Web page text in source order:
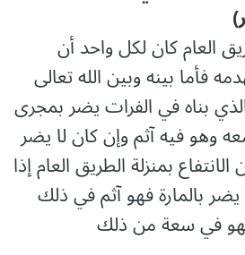
العام كان لكل واحد أن
فأما بينه وبين الله تعالى
بناه في الفرات يضر بمجرى
وهو فيه آثم وإن كان لا يضر
بمنزلة الطريق العام إذا
بالمارة فهو آثم في ذلك
في سعة من ذلك